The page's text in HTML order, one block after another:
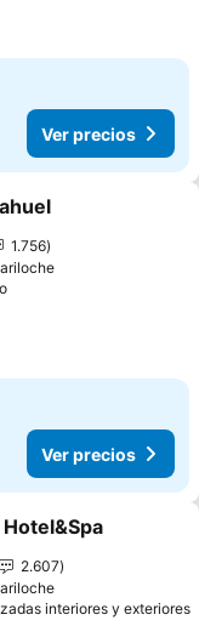
Ver precios
favoritos
1.756
Ver precios
favoritos
2.607
interiores y exteriores